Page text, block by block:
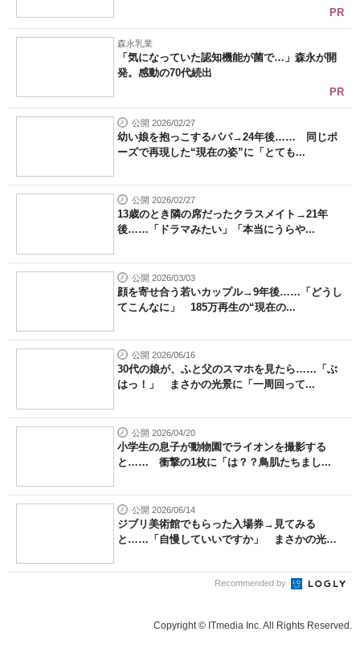
PR
森永乳業
「気になっていた認知機能が菌で…」森永が開
発。感動の70代続出
PR
公開 2026/02/27
幼い娘を抱っこするパパ→24年後…… 同じポ
ーズで再現した“現在の姿”に「とても...
公開 2026/02/27
13歳のとき隣の席だったクラスメイト→21年
後……「ドラマみたい」「本当にうらや...
公開 2026/03/03
顔を寄せ合う若いカップル→9年後……「どうし
てこんなに」 185万再生の“現在の...
公開 2026/06/16
30代の娘が、ふと父のスマホを見たら……「ぶ
はっ！」 まさかの光景に「一周回って...
公開 2026/04/20
小学生の息子が動物園でライオンを撮影する
と…… 衝撃の1枚に「は？？鳥肌たちまし...
公開 2026/06/14
ジブリ美術館でもらった入場券→見てみる
と……「自慢していいですか」 まさかの光
Recommended by
Copyright © ITmedia Inc. All Rights Reserved.